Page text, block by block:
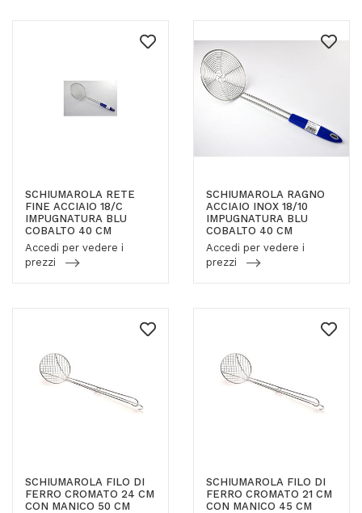
SCHIUMAROLA RETE
FINE ACCIAIO 18/C
IMPUGNATURA BLU
COBALTO 40 CM
Accedi per vedere i
prezzi
SCHIUMAROLA RAGNO
ACCIAIO INOX 18/10
IMPUGNATURA BLU
COBALTO 40 CM
Accedi per vedere i
prezzi
SCHIUMAROLA FILO DI
FERRO CROMATO 24 CM
CON MANICO 50 CM
SCHIUMAROLA FILO DI
FERRO CROMATO 21 CM
CON MANICO 45 CM